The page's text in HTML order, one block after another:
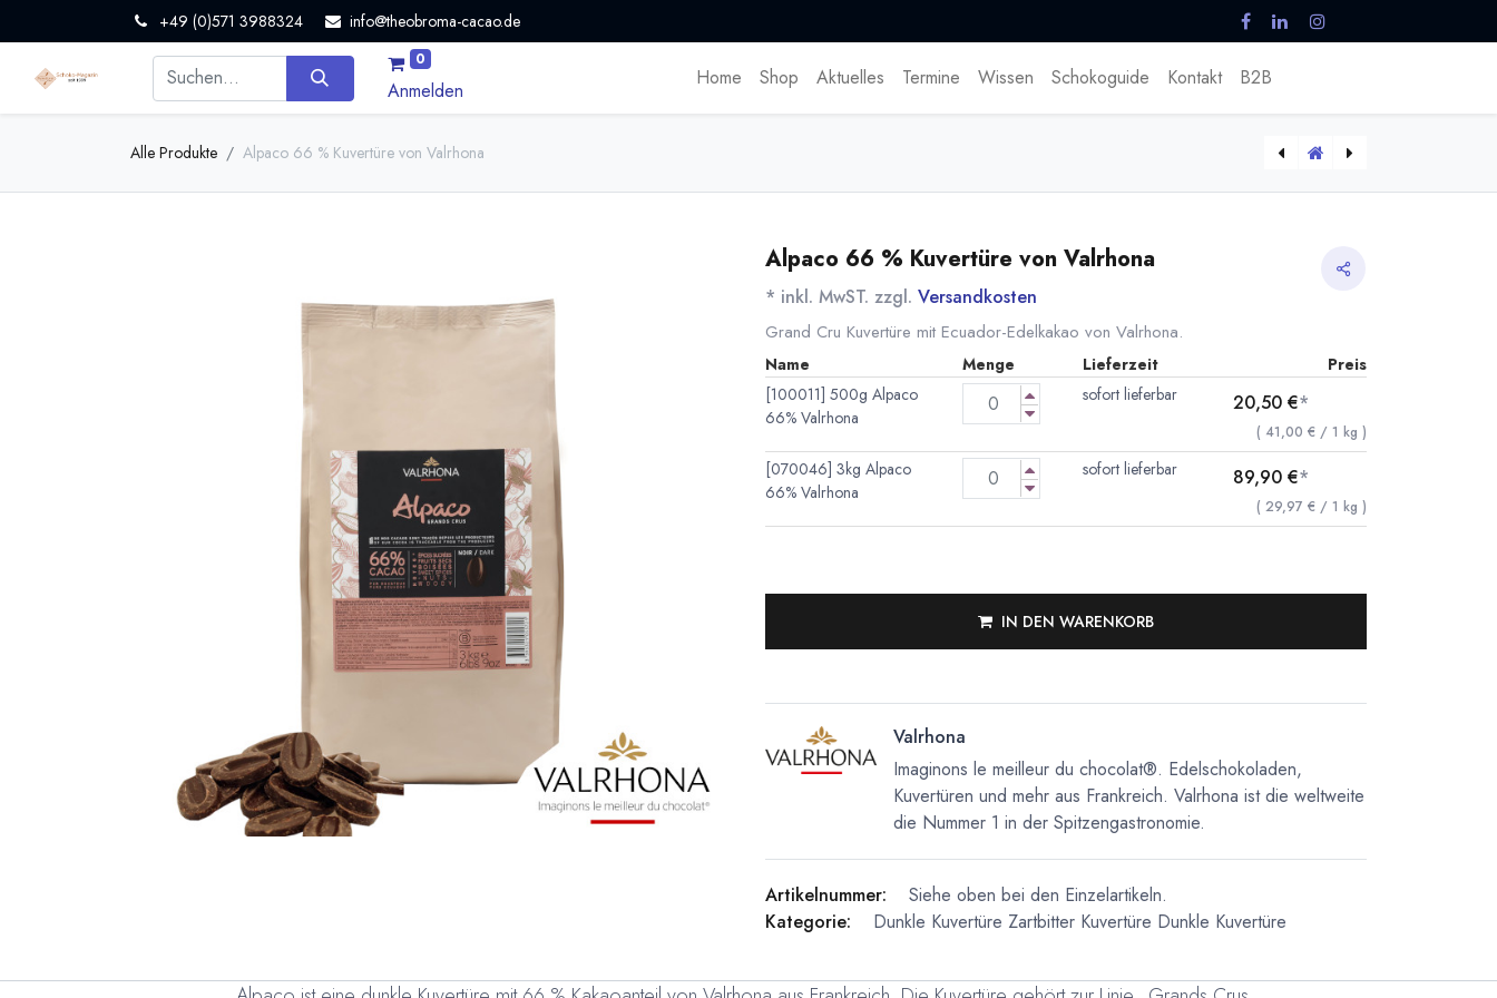
+49 (0)571 3988324 info@theobroma-cacao.de
0
Anmelden
Home Shop Aktuelles Termine Wissen Schokoguide Kontakt B2B
Alle Produkte Alpaco 66 % Kuvertüre von Valrhona
Alpaco 66 % Kuvertüre von Valrhona
* inkl. MwST. zzgl. Versandkosten
Grand Cru Kuvertüre mit Ecuador-Edelkakao von Valrhona.
Name Menge Lieferzeit
Preis
[100011] 500g Alpaco
66% Valrhona
sofort lieferbar 20,50 €*
( 41,00 € / 1 kg )
[070046] 3kg Alpaco
66% Valrhona
sofort lieferbar 89,90 €*
( 29,97 € / 1 kg )
IN DEN WARENKORB
Valrhona
Imaginons le meilleur du chocolat®. Edelschokoladen,
Kuvertüren und mehr aus Frankreich. Valrhona ist die weltweite
die Nummer 1 in der Spitzengastronomie.
Artikelnummer:
Siehe oben bei den Einzelartikeln.
Kategorie:
Dunkle Kuvertüre Zartbitter Kuvertüre Dunkle Kuvertüre